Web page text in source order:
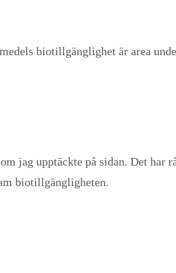
biotillgänglighet är area
jag upptäckte på sidan. Det
biotillgängligheten.